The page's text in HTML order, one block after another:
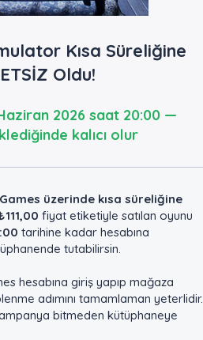
Kısa Süreliğine
Oldu!
2026 saat 20:00 —
kalıcı olur
üzerinde kısa süreliğine
fiyat etiketiyle satılan oyunu
tarihine kadar hesabına
tutabilirsin.
hesabına giriş yapıp mağaza
adımını tamamlaman yeterlidir.
bitmeden kütüphaneye